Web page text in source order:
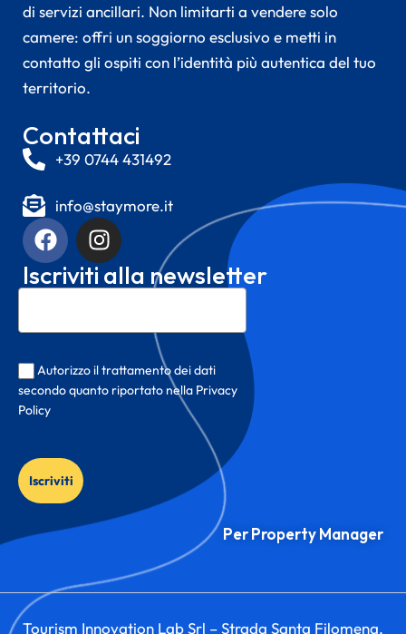
di servizi ancillari. Non limitarti a vendere solo
camere: offri un soggiorno esclusivo e metti in
contatto gli ospiti con l’identità più autentica del tuo
territorio.
Contattaci
+39 0744 431492
info@staymore.it
Iscriviti alla newsletter
Autorizzo il trattamento dei dati
secondo quanto riportato nella Privacy
Policy
Iscriviti
Per Property Manager
Tourism Innovation Lab Srl – Strada Santa Filomena,